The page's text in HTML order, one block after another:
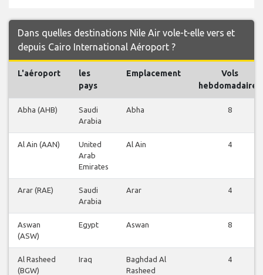
Dans quelles destinations Nile Air vole-t-elle vers et
depuis Cairo International Aéroport ?
L'aéroport
les
pays
Emplacement
Vols
hebdomadaires
Abha (AHB)
Saudi
Arabia
Abha 8
Al Ain (AAN)
United
Arab
Emirates
Al Ain 4
Arar (RAE)
Saudi
Arabia
Arar 4
Aswan
(ASW)
Egypt Aswan 8
Al Rasheed
(BGW)
Iraq
Baghdad Al
Rasheed
4